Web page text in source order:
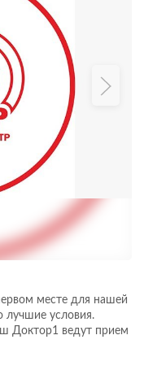
месте для нашей
лучшие условия.
Доктор1 ведут прием